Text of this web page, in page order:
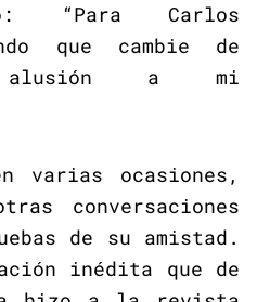
“Para Carlos
que cambie de
a mi
ocasiones,
conversaciones
de su amistad.
inédita que de